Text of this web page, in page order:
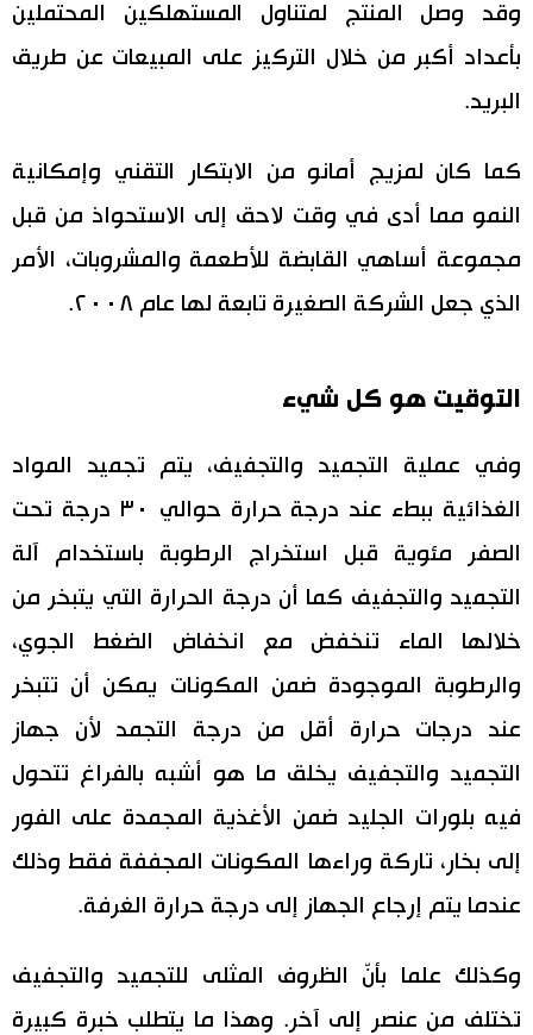
وقد وصل المنتج لمتناول المستهلكين المحتملين
بأعداد أكبر من خلال التركيز على المبيعات عن طريق
البريد.
كما كان لمزيج أمانو من الابتكار التقني وإمكانية
النمو مما أدى في وقت لاحق إلى الاستحواذ من قبل
مجموعة أساهي القابضة للأطعمة والمشروبات، الأمر
الذي جعل الشركة الصغيرة تابعة لها عام ٢٠٠٨.
التوقيت هو كل شيء
وفي عملية التجميد والتجفيف، يتم تجميد المواد
الغذائية ببطء عند درجة حرارة حوالي ٣٠ درجة تحت
الصفر مئوية قبل استخراج الرطوبة باستخدام آلة
التجميد والتجفيف كما أن درجة الحرارة التي يتبخر من
خلالها الماء تنخفض مع انخفاض الضغط الجوي،
والرطوبة الموجودة ضمن المكونات يمكن أن تتبخر
عند درجات حرارة أقل من درجة التجمد لأن جهاز
التجميد والتجفيف يخلق ما هو أشبه بالفراغ تتحول
فيه بلورات الجليد ضمن الأغذية المجمدة على الفور
إلى بخار، تاركة وراءها المكونات المجففة فقط وذلك
عندما يتم إرجاع الجهاز إلى درجة حرارة الغرفة.
وكذلك علما بأنّ الظروف المثلى للتجميد والتجفيف
تختلف من عنصر إلى آخر. وهذا ما يتطلب خبرة كبيرة